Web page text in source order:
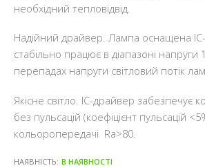
необхідний тепловідвід.
Надійний драйвер. Лампа оснащена
стабільно працює в діапазоні напруги
перепадах напруги світловий потік
Якісне світло. IC-драйвер забезпечує
без пульсацій (коефіцієнт пульсацій
кольоропередачі Ra>80.
НАЯВНІСТЬ: В НАЯВНОСТІ